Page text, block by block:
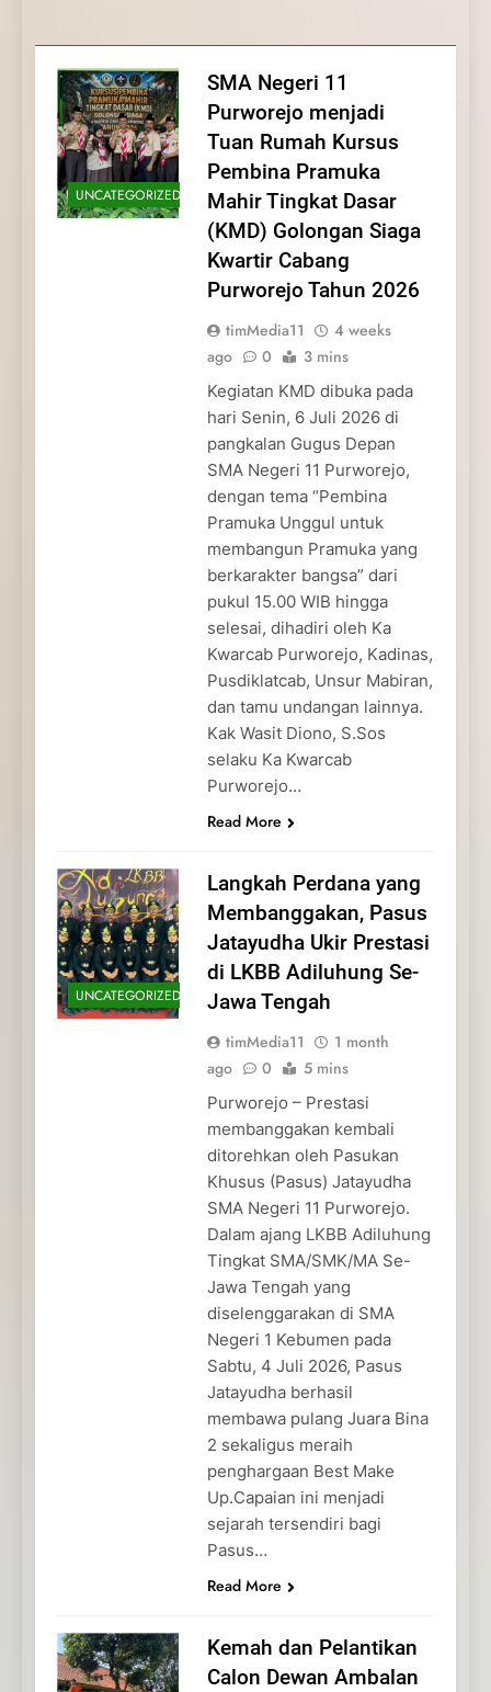
dan Pengabdian Generasi
Pramuka
Pramuka
Kepedulian
UNCATEGORIZED
SMA Negeri 11
Purworejo menjadi
Tuan Rumah Kursus
Pembina Pramuka
Mahir Tingkat Dasar
(KMD) Golongan Siaga
Kwartir Cabang
Purworejo Tahun 2026
timMedia11
4 weeks
ago
0 3 mins
Kegiatan KMD dibuka pada
hari Senin, 6 Juli 2026 di
pangkalan Gugus Depan
SMA Negeri 11 Purworejo,
dengan tema “Pembina
Pramuka Unggul untuk
membangun Pramuka yang
berkarakter bangsa” dari
pukul 15.00 WIB hingga
selesai, dihadiri oleh Ka
Kwarcab Purworejo, Kadinas,
Pusdiklatcab, Unsur Mabiran,
dan tamu undangan lainnya.
Kak Wasit Diono, S.Sos
selaku Ka Kwarcab
Purworejo…
Read More
UNCATEGORIZED
Langkah Perdana yang
Membanggakan, Pasus
Jatayudha Ukir Prestasi
di LKBB Adiluhung Se-
Jawa Tengah
timMedia11
1 month
ago
0 5 mins
Purworejo – Prestasi
membanggakan kembali
ditorehkan oleh Pasukan
Khusus (Pasus) Jatayudha
SMA Negeri 11 Purworejo.
Dalam ajang LKBB Adiluhung
Tingkat SMA/SMK/MA Se-
Jawa Tengah yang
diselenggarakan di SMA
Negeri 1 Kebumen pada
Sabtu, 4 Juli 2026, Pasus
Jatayudha berhasil
membawa pulang Juara Bina
2 sekaligus meraih
penghargaan Best Make
Up.Capaian ini menjadi
sejarah tersendiri bagi
Pasus…
Read More
Kemah dan Pelantikan
Calon Dewan Ambalan